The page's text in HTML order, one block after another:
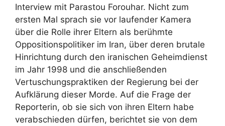
Interview mit Parastou Forouhar. Nicht zum
ersten Mal sprach sie vor laufender Kamera
über die Rolle ihrer Eltern als berühmte
Oppositionspolitiker im Iran, über deren brutale
Hinrichtung durch den iranischen Geheimdienst
im Jahr 1998 und die anschließenden
Vertuschungspraktiken der Regierung bei der
Aufklärung dieser Morde. Auf die Frage der
Reporterin, ob sie sich von ihren Eltern habe
verabschieden dürfen, berichtet sie von dem